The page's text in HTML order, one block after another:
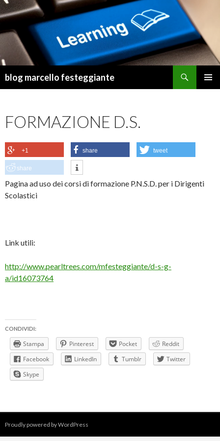
blog marcello festeggiante
FORMAZIONE D.S.
+1 share tweet
share
Pagina ad uso dei corsi di formazione P.N.S.D. per i Dirigenti
Scolastici
Link utili:
http://www.pearltrees.com/mfesteggiante/d-s-g-
a/id16073764
CONDIVIDI:
Stampa Pinterest Pocket
Reddit
Facebook
LinkedIn Tumblr
Twitter
Skype
Proudly powered by WordPress